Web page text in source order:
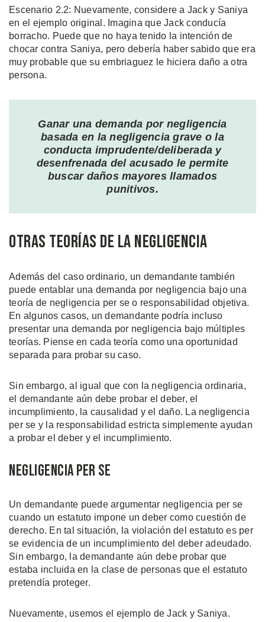
Escenario 2.2: Nuevamente, considere a Jack y Saniya
en el ejemplo original. Imagina que Jack conducía
borracho. Puede que no haya tenido la intención de
chocar contra Saniya, pero debería haber sabido que era
muy probable que su embriaguez le hiciera daño a otra
persona.
Ganar una demanda por negligencia
basada en la negligencia grave o la
conducta imprudente/deliberada y
desenfrenada del acusado le permite
buscar daños mayores llamados
punitivos.
Otras Teorías de la Negligencia
Además del caso ordinario, un demandante también
puede entablar una demanda por negligencia bajo una
teoría de negligencia per se o responsabilidad objetiva.
En algunos casos, un demandante podría incluso
presentar una demanda por negligencia bajo múltiples
teorías. Piense en cada teoría como una oportunidad
separada para probar su caso.
Sin embargo, al igual que con la negligencia ordinaria,
el demandante aún debe probar el deber, el
incumplimiento, la causalidad y el daño. La negligencia
per se y la responsabilidad estricta simplemente ayudan
a probar el deber y el incumplimiento.
Negligencia Per Se
Un demandante puede argumentar negligencia per se
cuando un estatuto impone un deber como cuestión de
derecho. En tal situación, la violación del estatuto es per
se evidencia de un incumplimiento del deber adeudado.
Sin embargo, la demandante aún debe probar que
estaba incluida en la clase de personas que el estatuto
pretendía proteger.
Nuevamente, usemos el ejemplo de Jack y Saniya.